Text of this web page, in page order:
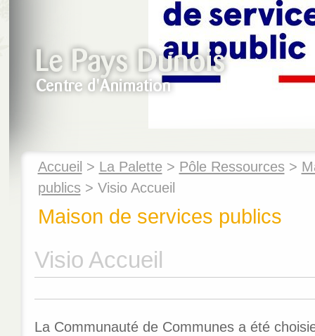
Accueil > La Palette > Pôle Ressources >
publics > Visio Accueil
Maison de services publics
Visio Accueil
La Communauté de Communes a été